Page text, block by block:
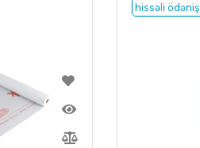
hissəli ödəniş